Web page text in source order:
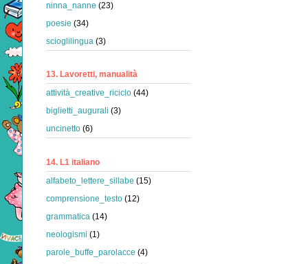
ninna_nanne (23)
poesie (34)
scioglilingua (3)
13. Lavoretti, manualità
attività_creative_riciclo (44)
biglietti_augurali (3)
uncinetto (6)
14. L1 italiano
alfabeto_lettere_sillabe (15)
comprensione_testo (12)
grammatica (14)
neologismi (1)
parole_buffe_parolacce (4)